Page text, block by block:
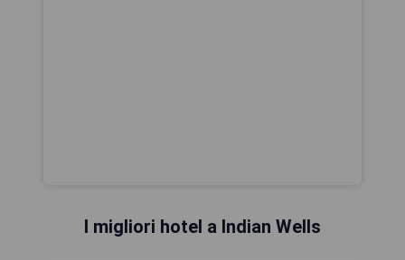
I migliori hotel a Indian Wells